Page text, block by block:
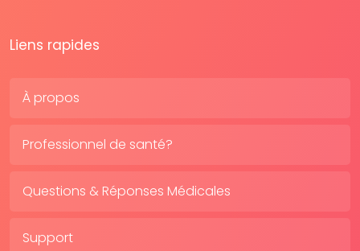
Liens rapides
À propos
Professionnel de santé?
Questions & Réponses Médicales
Support